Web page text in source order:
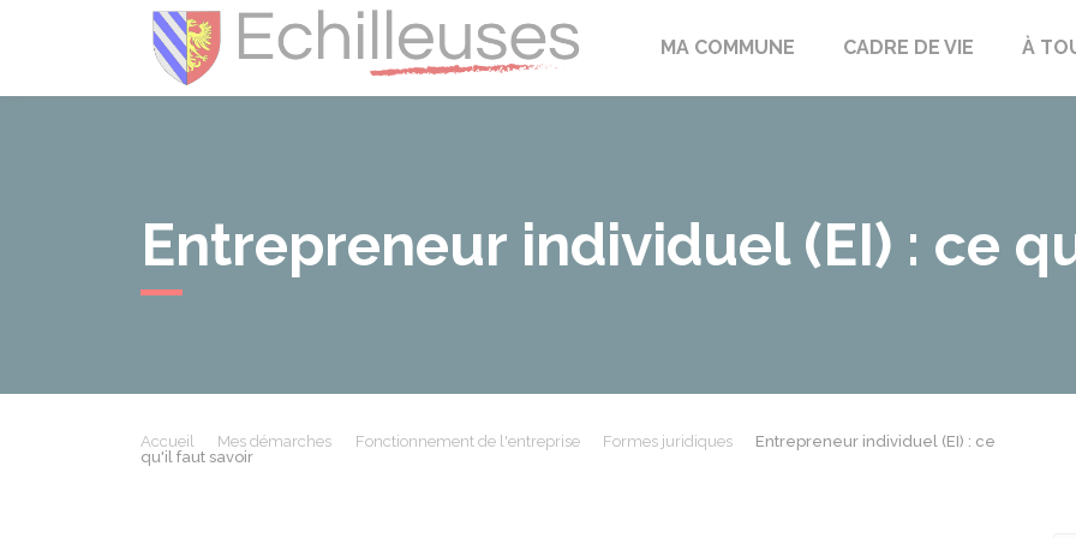
ÉchilleusesMA COMMUNE CADRE DE VIE À
Entrepreneur individuel (EI) : ce
Accueil Mes démarches Fonctionnement de l'entreprise Formes juridiques
Entrepreneur individuel (EI) : ce
qu'il faut savoir